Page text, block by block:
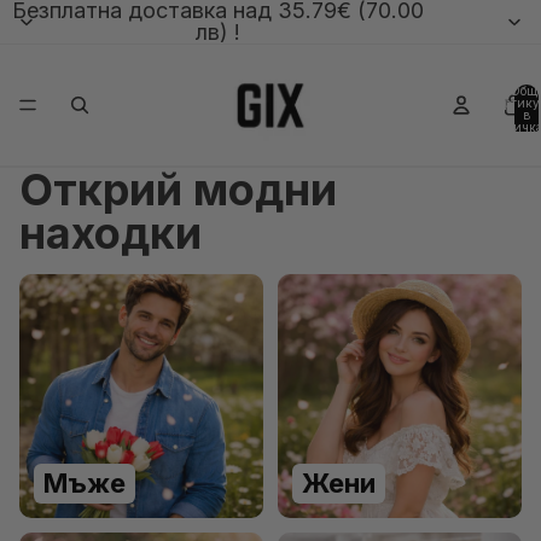
Безплатна доставка над 35.79€ (70.00
лв) !
в
Открий модни
находки
Мъже Жени